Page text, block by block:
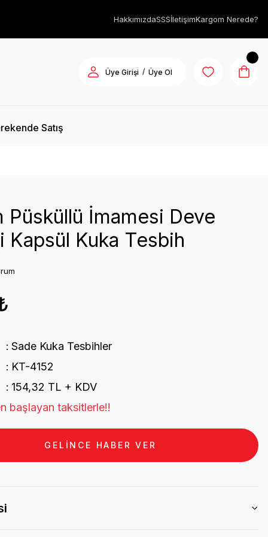
HakkımızdaSSSİletişimKargom Nerede?
Üye Girişi / Üye Ol
Satış
Püsküllü İmamesi Deve
Kapsül Kuka Tesbih
Sade Kuka Tesbihler
KT-4152
154,32 TL + KDV
başlayan taksitlerle!!
GELİNCE HABER VER